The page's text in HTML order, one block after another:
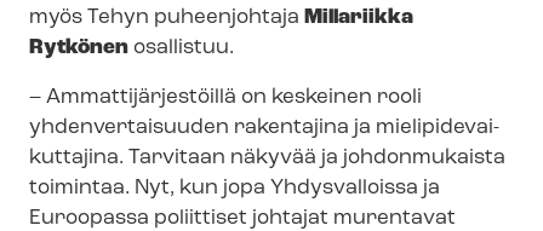
myös Tehyn puheenjohtaja Millariikka
Rytkönen osallistuu.
– Am­mat­ti­jär­jes­töil­lä on keskeinen rooli
yhdenvertaisuuden rakentajina ja mie­li­pi­de­vai­
kut­ta­ji­na. Tarvitaan näkyvää ja johdonmukaista
toimintaa. Nyt, kun jopa Yhdysvalloissa ja
Euroopassa poliittiset johtajat murentavat